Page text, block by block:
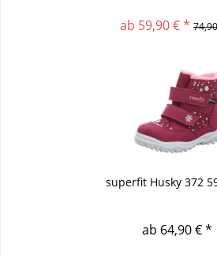
ab 59,90 € *
superfit Husky 372
ab 64,90 € *